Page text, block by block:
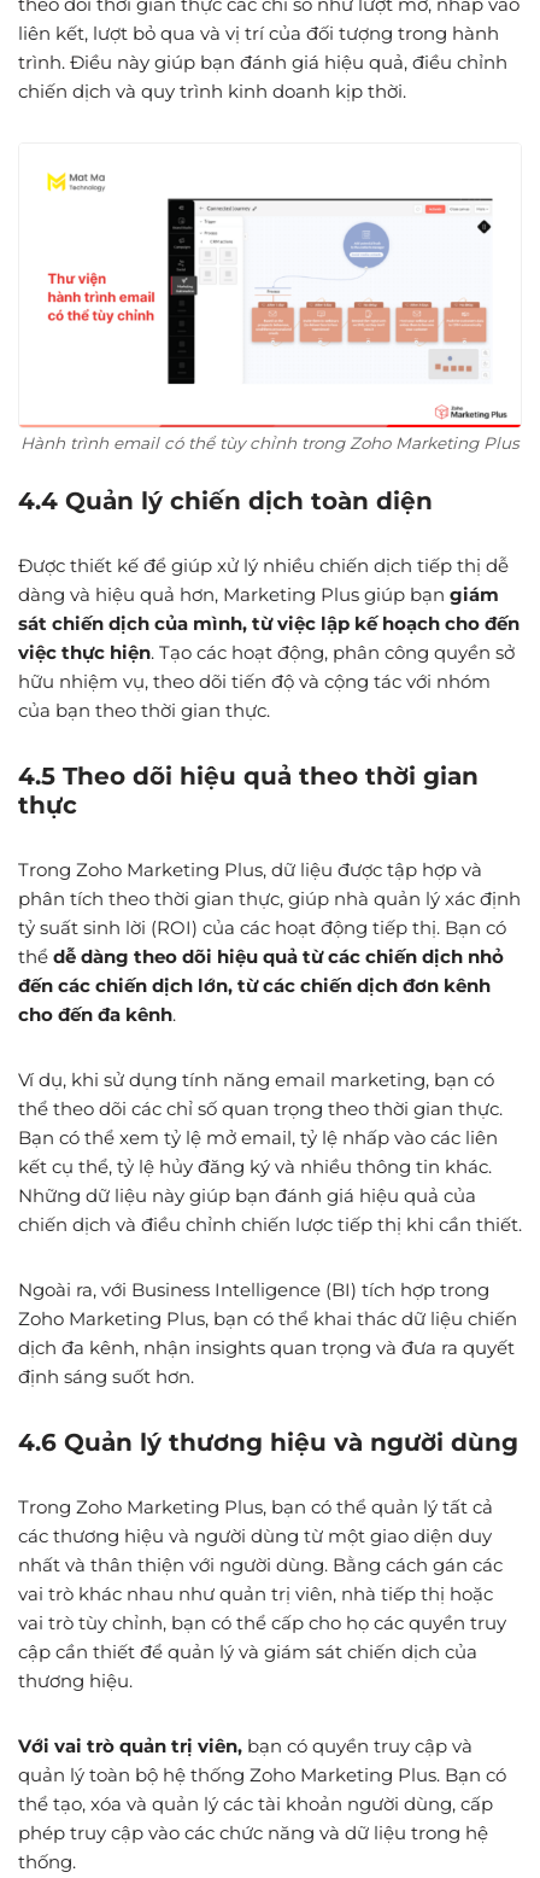
liên kết, lượt bỏ qua và vị trí của đối tượng trong hành
trình. Điều này giúp bạn đánh giá hiệu quả, điều chỉnh
chiến dịch và quy trình kinh doanh kịp thời.
Hành trình email có thể tùy chỉnh trong Zoho Marketing Plus
4.4 Quản lý chiến dịch toàn diện
Được thiết kế để giúp xử lý nhiều chiến dịch tiếp thị dễ
dàng và hiệu quả hơn, Marketing Plus giúp bạn giám
sát chiến dịch của mình, từ việc lập kế hoạch cho đến
việc thực hiện. Tạo các hoạt động, phân công quyền sở
hữu nhiệm vụ, theo dõi tiến độ và cộng tác với nhóm
của bạn theo thời gian thực.
4.5 Theo dõi hiệu quả theo thời gian
thực
Trong Zoho Marketing Plus, dữ liệu được tập hợp và
phân tích theo thời gian thực, giúp nhà quản lý xác định
tỷ suất sinh lời (ROI) của các hoạt động tiếp thị. Bạn có
thể dễ dàng theo dõi hiệu quả từ các chiến dịch nhỏ
đến các chiến dịch lớn, từ các chiến dịch đơn kênh
cho đến đa kênh.
Ví dụ, khi sử dụng tính năng email marketing, bạn có
thể theo dõi các chỉ số quan trọng theo thời gian thực.
Bạn có thể xem tỷ lệ mở email, tỷ lệ nhấp vào các liên
kết cụ thể, tỷ lệ hủy đăng ký và nhiều thông tin khác.
Những dữ liệu này giúp bạn đánh giá hiệu quả của
chiến dịch và điều chỉnh chiến lược tiếp thị khi cần thiết.
Ngoài ra, với Business Intelligence (BI) tích hợp trong
Zoho Marketing Plus, bạn có thể khai thác dữ liệu chiến
dịch đa kênh, nhận insights quan trọng và đưa ra quyết
định sáng suốt hơn.
4.6 Quản lý thương hiệu và người dùng
Trong Zoho Marketing Plus, bạn có thể quản lý tất cả
các thương hiệu và người dùng từ một giao diện duy
nhất và thân thiện với người dùng. Bằng cách gán các
vai trò khác nhau như quản trị viên, nhà tiếp thị hoặc
vai trò tùy chỉnh, bạn có thể cấp cho họ các quyền truy
cập cần thiết để quản lý và giám sát chiến dịch của
thương hiệu.
Với vai trò quản trị viên, bạn có quyền truy cập và
quản lý toàn bộ hệ thống Zoho Marketing Plus. Bạn có
thể tạo, xóa và quản lý các tài khoản người dùng, cấp
phép truy cập vào các chức năng và dữ liệu trong hệ
thống.